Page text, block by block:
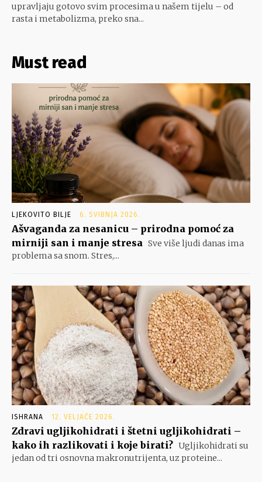
upravljaju gotovo svim procesima u našem tijelu – od
rasta i metabolizma, preko sna...
Must read
LJEKOVITO BILJE 6. SVIBNJA 2026.
Ašvaganda za nesanicu – prirodna pomoć za
mirniji san i manje stresa Sve više ljudi danas ima
problema sa snom. Stres,...
ISHRANA 12. VELJAČE 2026.
Zdravi ugljikohidrati i štetni ugljikohidrati –
kako ih razlikovati i koje birati? Ugljikohidrati su
jedan od tri osnovna makronutrijenta, uz proteine...